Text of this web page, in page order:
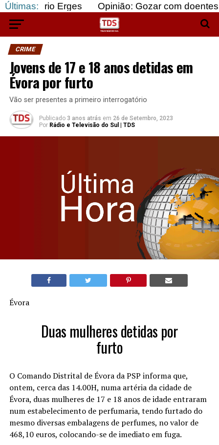
Últimas:
Erges Opinião: Gozar com doentes e bajular
CRIME
Jovens de 17 e 18 anos detidas em
Évora por furto
Vão ser presentes a primeiro interrogatório
Publicado 3 anos atrás em 26 de Setembro, 2023
Por Rádio e Televisão do Sul | TDS
Évora
Duas mulheres detidas por
furto
O Comando Distrital de Évora da PSP informa que,
ontem, cerca das 14.00H, numa artéria da cidade de
Évora, duas mulheres de 17 e 18 anos de idade entraram
num estabelecimento de perfumaria, tendo furtado do
mesmo diversas embalagens de perfumes, no valor de
468,10 euros, colocando-se de imediato em fuga.